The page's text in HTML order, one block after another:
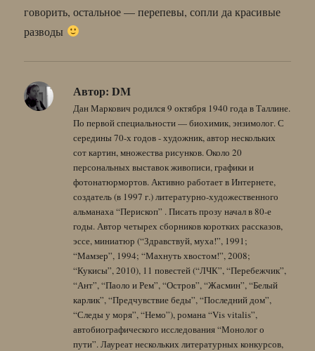
говорить, остальное — перепевы, сопли да красивые
разводы
Автор: DM
Дан Маркович родился 9 октября 1940 года в Таллине.
По первой специальности — биохимик, энзимолог. С
середины 70-х годов - художник, автор нескольких
сот картин, множества рисунков. Около 20
персональных выставок живописи, графики и
фотонатюрмортов. Активно работает в Интернете,
создатель (в 1997 г.) литературно-художественного
альманаха “Перископ” . Писать прозу начал в 80-е
годы. Автор четырех сборников коротких рассказов,
эссе, миниатюр (“Здравствуй, муха!”, 1991;
“Мамзер”, 1994; “Махнуть хвостом!”, 2008;
“Кукисы”, 2010), 11 повестей (“ЛЧК”, “Перебежчик”,
“Ант”, “Паоло и Рем”, “Остров”, “Жасмин”, “Белый
карлик”, “Предчувствие беды”, “Последний дом”,
“Следы у моря”, “Немо”), романа “Vis vitalis”,
автобиографического исследования “Монолог о
пути”. Лауреат нескольких литературных конкурсов,